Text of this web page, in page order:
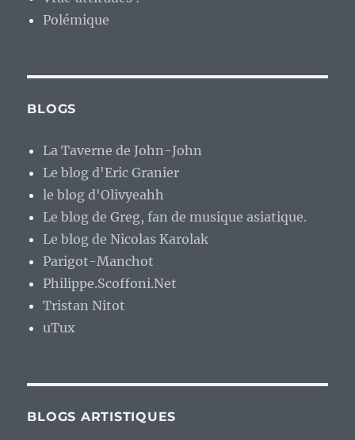
Polémique
BLOGS
La Taverne de John-John
Le blog d'Eric Granier
le blog d'Olivyeahh
Le blog de Greg, fan de musique asiatique.
Le blog de Nicolas Karolak
Parigot-Manchot
Philippe.Scoffoni.Net
Tristan Nitot
uTux
BLOGS ARTISTIQUES